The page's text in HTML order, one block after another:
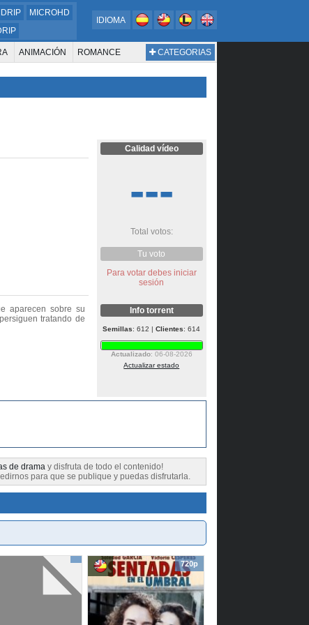
MICROHD
IDIOMA
CATEGORIAS
ANIMACIÓN ROMANCE
aparecen sobre su
tratando de
Calidad vídeo
---
Total votos:
Tu voto
Para votar debes iniciar
sesión
Info torrent
Semillas: 612 |Clientes: 614
Actualizado: 06-08-2026
Actualizar estado
de drama y disfruta de todo el contenido!
para que se publique y puedas disfrutarla.
720p